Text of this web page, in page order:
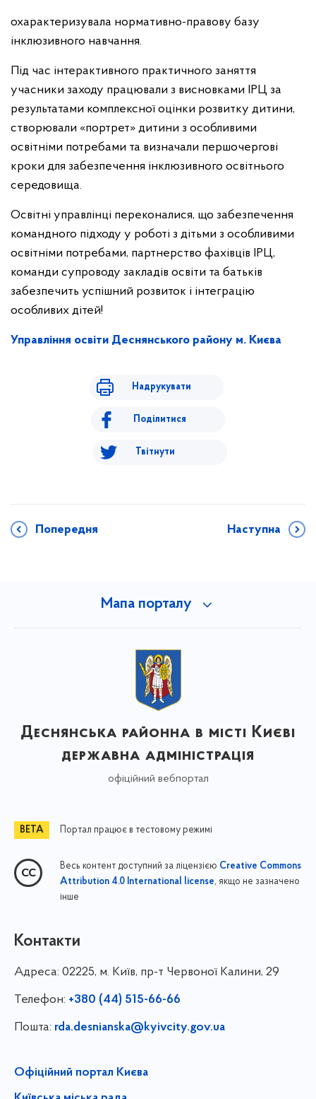
охарактеризувала нормативно-правову базу
інклюзивного навчання.
Під час інтерактивного практичного заняття
учасники заходу працювали з висновками ІРЦ за
результатами комплексної оцінки розвитку дитини,
створювали «портрет» дитини з особливими
освітніми потребами та визначали першочергові
кроки для забезпечення інклюзивного освітнього
середовища.
Освітні управлінці переконалися, що забезпечення
командного підходу у роботі з дітьми з особливими
освітніми потребами, партнерство фахівців ІРЦ,
команди супроводу закладів освіти та батьків
забезпечить успішний розвиток і інтеграцію
особливих дітей!
Управління освіти Деснянського району м. Києва
Надрукувати
Поділитися
Твітнути
Попередня Наступна
Мапа порталу
Деснянська районна в місті Києві
державна адміністрація
офіційний вебпортал
Портал працює в тестовому режимі
Весь контент доступний за ліцензією Creative Commons
Attribution 4.0 International license, якщо не зазначено
інше
Контакти
Адреса: 02225, м. Київ, пр-т Червоної Калини, 29
Телефон: +380 (44) 515-66-66
Пошта: rda.desnianska@kyivcity.gov.ua
Офіційний портал Києва